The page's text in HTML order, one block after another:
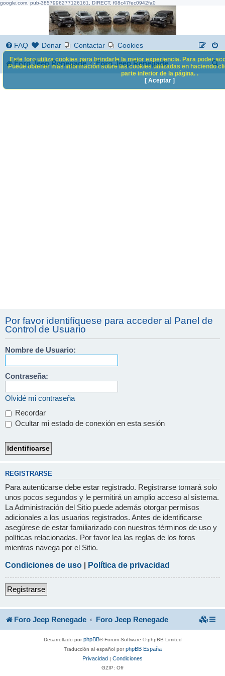
google.com, pub-3857996277126161, DIRECT, f08c47fec0942fa0
FAQ Donar Contactar Cookies
Foro Jeep Renegade Foro Jeep Renegade
B
s
Por favor identifíquese para acceder al Panel de
Control de Usuario
Nombre de Usuario:
Contraseña:
Olvidé mi contraseña
Recordar
Ocultar mi estado de conexión en esta sesión
REGISTRARSE
Para autenticarse debe estar registrado. Registrarse tomará solo
unos pocos segundos y le permitirá un amplio acceso al sistema.
La Administración del Sitio puede además otorgar permisos
adicionales a los usuarios registrados. Antes de identificarse
asegúrese de estar familiarizado con nuestros términos de uso y
políticas relacionadas. Por favor lea las reglas de los foros
mientras navega por el Sitio.
Condiciones de uso | Política de privacidad
Registrarse
Este foro utiliza cookies para brindarle la mejor experiencia. Para poder
Puede obtener más información sobre las cookies utilizadas en haciendo
parte inferior de la página. .
[ Aceptar ]
Foro Jeep Renegade Foro Jeep Renegade
Desarrollado porphpBB® Forum Software © phpBB Limited
Traducción al español porphpBB España
Privacidad | Condiciones
GZIP: Off